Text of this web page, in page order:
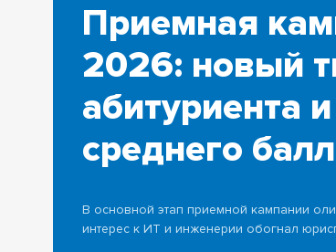
Приемная
2026: новый
абитуриента
среднего
В основной этап приемной кампании
интерес к ИТ и инженерии обогнал